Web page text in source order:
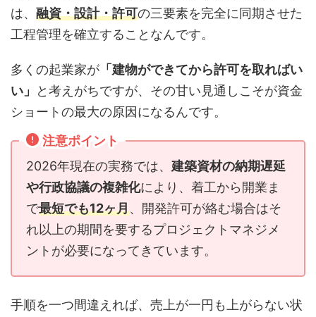
は、 融資・設計・許可の三要素を完全に同期させた
工程管理を確立することなんです。
多くの起業家が 「建物ができてから許可を取ればい
い」
と考えがちですが、その甘い見通しこそが資金
ショートの最大の原因になるんです。
注意ポイント
2026年現在の実務では、 建築資材の納期遅延
や行政協議の複雑化により、着工から開業ま
で最短でも12ヶ月、開発許可が絡む場合はそ
れ以上の期間を要するプロジェクトマネジメ
ントが必要になってきています。
手順を一つ間違えれば、売上が一円も上がらない状